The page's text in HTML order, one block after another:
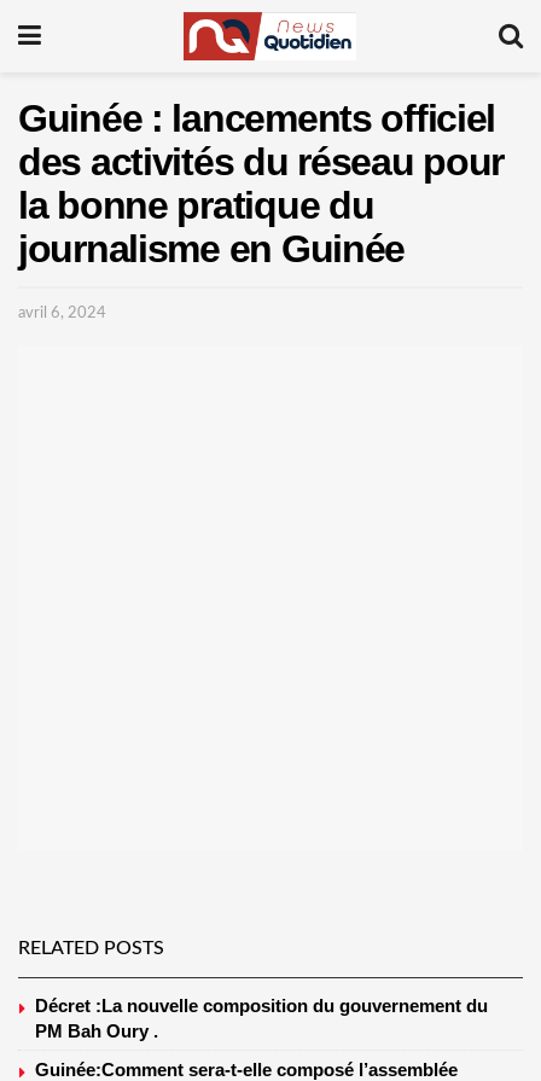
Guinée : lancements officiel
des activités du réseau pour
la bonne pratique du
journalisme en Guinée
avril 6, 2024
RELATED POSTS
Décret :La nouvelle composition du gouvernement du
PM Bah Oury .
Guinée:Comment sera-t-elle composé l’assemblée